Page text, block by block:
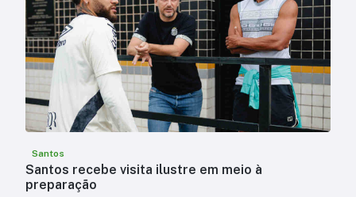
Santos
Santos recebe visita ilustre em meio à
preparação